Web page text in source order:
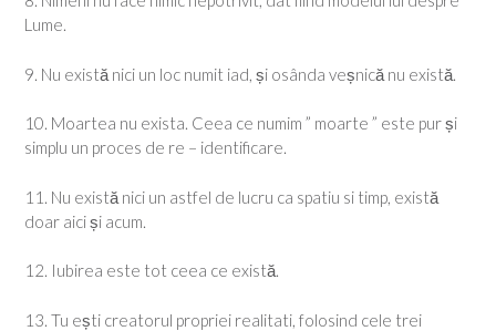
Lume.
9. Nu există nici un loc numit iad, și osânda veșnică nu există.
10. Moartea nu exista. Ceea ce numim ” moarte ” este pur și
simplu un proces de re – identificare.
11. Nu există nici un astfel de lucru ca spatiu si timp, există
doar aici și acum.
12. Iubirea este tot ceea ce există.
13. Tu ești creatorul propriei realitati, folosind cele trei